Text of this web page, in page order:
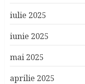
iulie 2025
iunie 2025
mai 2025
aprilie 2025